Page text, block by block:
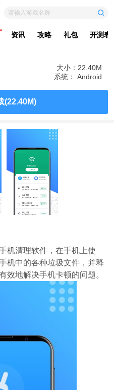
请输入游戏名称
资讯 攻略 礼包 开测表
大小：22.40M
系统： Android
(22.40M)
机清理软件，在手机上使
机中的各种垃圾文件，并释
效地解决手机卡顿的问题。